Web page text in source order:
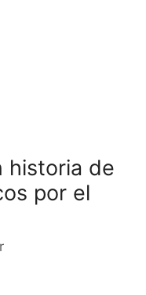
historia de
por el